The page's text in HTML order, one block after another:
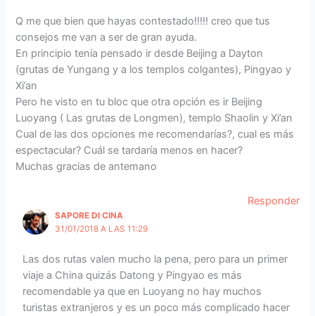
Q me que bien que hayas contestado!!!!! creo que tus
consejos me van a ser de gran ayuda.
En principio tenía pensado ir desde Beijing a Dayton
(grutas de Yungang y a los templos colgantes), Pingyao y
Xi’an
Pero he visto en tu bloc que otra opción es ir Beijing
Luoyang ( Las grutas de Longmen), templo Shaolin y Xi’an
Cual de las dos opciones me recomendarías?, cual es más
espectacular? Cuál se tardaría menos en hacer?
Muchas gracias de antemano
Responder
SAPORE DI CINA
31/01/2018 A LAS 11:29
Las dos rutas valen mucho la pena, pero para un primer
viaje a China quizás Datong y Pingyao es más
recomendable ya que en Luoyang no hay muchos
turistas extranjeros y es un poco más complicado hacer